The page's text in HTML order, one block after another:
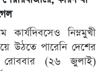
কার্যদিবসেও নিম্নমুখী
উঠতে পারেনি দেশের
রোববার (২৬ জুলাই)